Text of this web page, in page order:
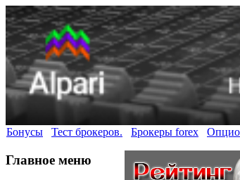
Бонусы Тест брокеров. Брокеры forex
Главное меню